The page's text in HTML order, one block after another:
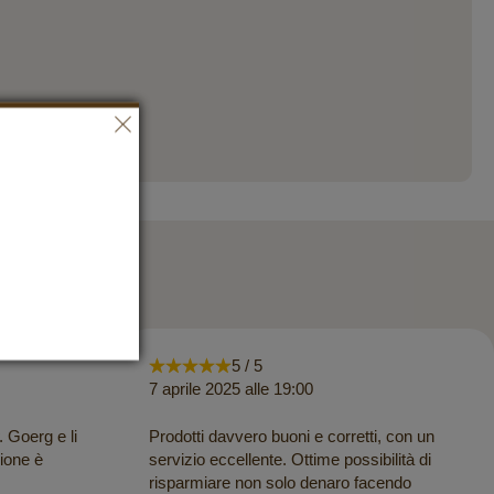
Goerg e li
è
5 / 5
7 aprile 2025 alle 19:00
Prodotti davvero buoni e corretti, con un
servizio eccellente. Ottime possibilità di
risparmiare non solo denaro facendo